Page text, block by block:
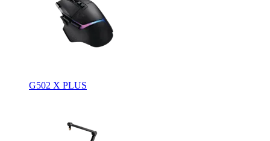
G502 X PLUS